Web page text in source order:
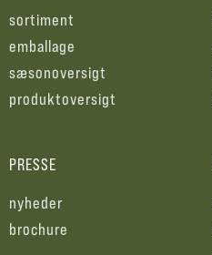
sortiment
emballage
sæsonoversigt
produktoversigt
PRESSE
nyheder
brochure